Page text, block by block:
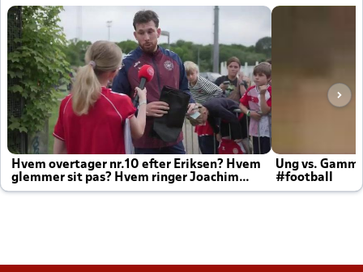
Hvem overtager nr.10 efter Eriksen? Hvem
glemmer sit pas? Hvem ringer Joachim
altid til efter kampe?
Ung vs.
#football